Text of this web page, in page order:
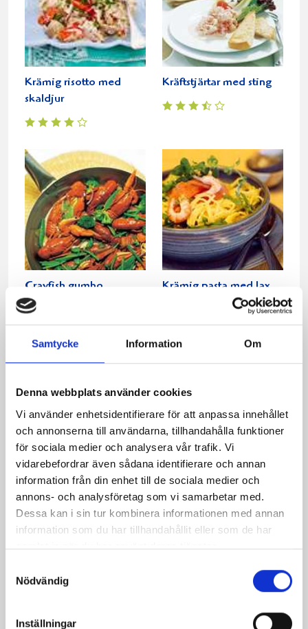
Samtycke Information Om
Denna webbplats använder cookies
Vi använder enhetsidentifierare för att anpassa innehållet
och annonserna till användarna, tillhandahålla funktioner
för sociala medier och analysera vår trafik. Vi
vidarebefordrar även sådana identifierare och annan
information från din enhet till de sociala medier och
annons- och analysföretag som vi samarbetar med.
Dessa kan i sin tur kombinera informationen med annan
information som du har tillhandahållit eller som de har
samlat in när du har använt deras tjänster.
Nödvändig
Inställningar
Krämig risotto med
skaldjur
Kräftstjärtar med sting
Crayfish gumbo
Krämig pasta med lax